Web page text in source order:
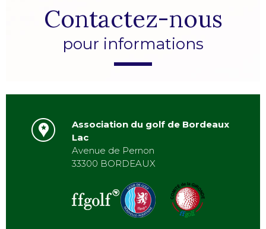
Contactez-nous
pour informations
Association du golf de Bordeaux
Lac
Avenue de Pernon
33300 BORDEAUX